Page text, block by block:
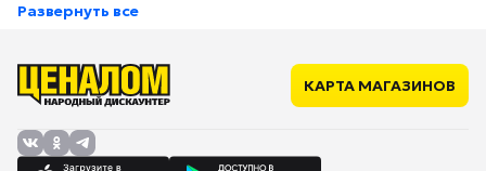
Особенности
индукционных плит
Подходит для газовых
плит
стеклокерамических плит
Подходит для
да
Развернуть все
КАРТА МАГАЗИНОВ